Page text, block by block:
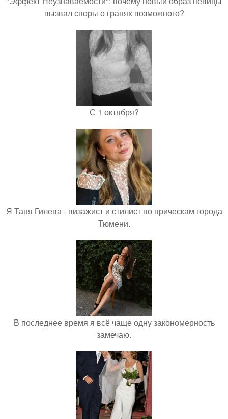
вызвал споры о гранях возможного?
С 1 октября?
Я Таня Гилева - визажист и стилист по прическам города
Тюмени.
В последнее время я всё чаще одну закономерность
замечаю.